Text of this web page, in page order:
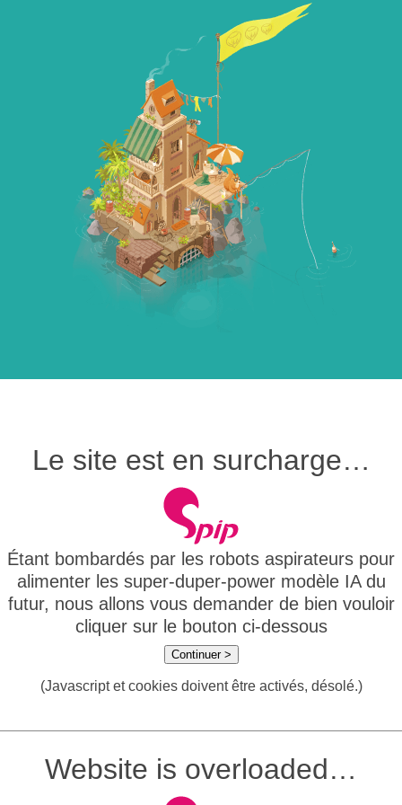
Le site est en surcharge…
Étant bombardés par les robots aspirateurs pour
alimenter les super-duper-power modèle IA du
futur, nous allons vous demander de bien vouloir
cliquer sur le bouton ci-dessous
Continuer >
(Javascript et cookies doivent être activés, désolé.)
Website is overloaded…